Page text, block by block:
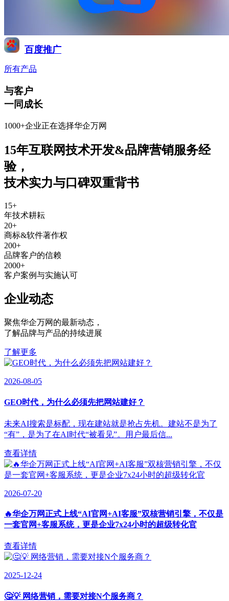
百度推广
所有产品
与客户
一同成长
1000+企业正在选择华企万网
15年互联网技术开发&品牌营销服务经
验，
技术实力与口碑双重背书
15+
年技术耕耘
20+
商标&软件著作权
200+
品牌客户的信赖
2000+
客户案例与实施认可
企业动态
聚焦华企万网的最新动态 ，
了解品牌与产品的持续进展
了解更多
2026-08-05
GEO时代，为什么必须先把网站建好？
未来AI搜索是标配，现在建站就是抢占先机。建站不是为了
“有”，是为了在AI时代“被看见”。用户最后信...
查看详情
2026-07-20
🔥华企万网正式上线“AI官网+AI客服”双核营销引擎，不仅是
一套官网+客服系统，更是企业7x24小时的超级转化官
查看详情
2025-12-24
🤔💡 网络营销，需要对接N个服务商？